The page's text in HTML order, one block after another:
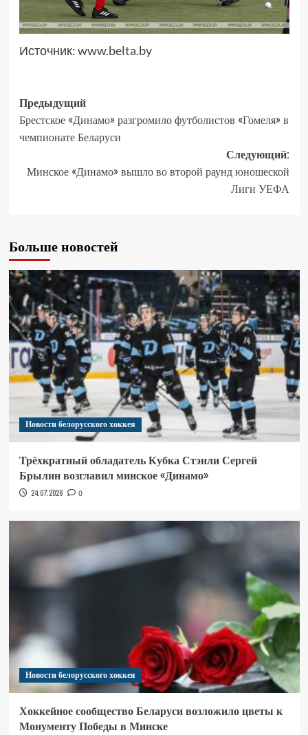
Источник:www.belta.by
Предыдущий
Брестское «Динамо» разгромило футболистов «Гомеля» в
чемпионате Беларуси
Следующий:
Минское «Динамо» вышло во второй раунд юношеской
Лиги УЕФА
Больше новостей
Новости белорусского хоккея
Трёхкратный обладатель Кубка Стэнли Сергей
Брылин возглавил минское «Динамо»
24.07.2026 0
Новости белорусского хоккея
Хоккейное сообщество Беларуси возложило цветы к
Монументу Победы в Минске